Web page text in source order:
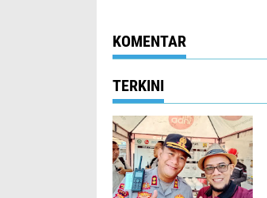
KOMENTAR
TERKINI